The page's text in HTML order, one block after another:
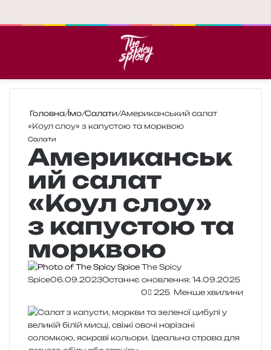
Головна/Їмо/Салати/Американський салат
«Коул слоу» з капустою та морквою
Салати
Американськ
ий салат
«Коул слоу»
з капустою та
морквою
The Spicy
Spice06.09.2023Останнє оновлення: 14.09.2025
0
225 Менше хвилини